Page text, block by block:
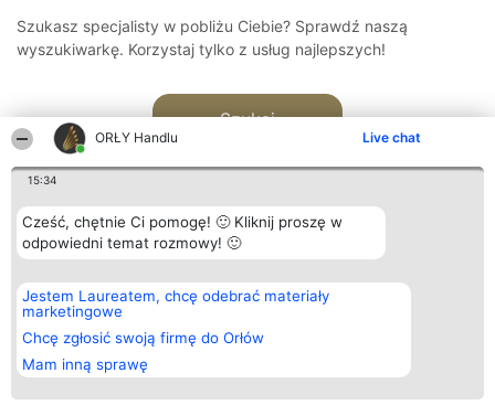
ORŁY Handlu Live chat
15:34
Cześć, chętnie Ci pomogę! 🙂 Kliknij proszę w
odpowiedni temat rozmowy! 🙂
Jestem Laureatem, chcę odebrać materiały
marketingowe
Chcę zgłosić swoją firmę do Orłów
Mam inną sprawę
Szukasz specjalisty w pobliżu Ciebie? Sprawdź naszą
wyszukiwarkę. Korzystaj tylko z usług najlepszych!
Szukaj
Organizator plebiscytu
Bright Side Solutions sp. z o.
o. sp. k.
ul. Ruska 22
Wrocław 50-079
KRS 0000749100 | Regon
381313360 | NIP 8943132676
Plebiscyt
Laureaci
wszystkich
Laureatów
Regulamin
Kontakt
Kontakt